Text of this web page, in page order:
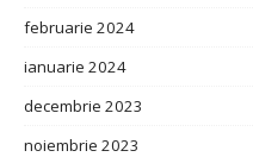
februarie 2024
ianuarie 2024
decembrie 2023
noiembrie 2023